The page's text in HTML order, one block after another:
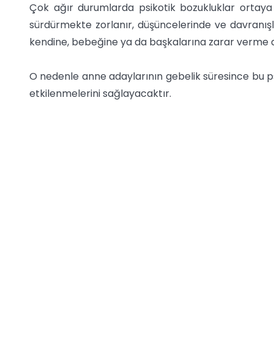
Çok ağır durumlarda psikotik bozukluklar
sürdürmekte zorlanır, düşüncelerinde ve
kendine, bebeğine ya da başkalarına zarar verme
O nedenle anne adaylarının gebelik süresince bu
etkilenmelerini sağlayacaktır.